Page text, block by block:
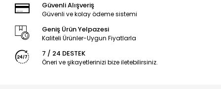
Güvenli Alışveriş
Güvenli ve kolay ödeme sistemi
Geniş Ürün Yelpazesi
Kaliteli Ürünler-Uygun Fiyatlarla
7 / 24 DESTEK
Öneri ve şikayetlerinizi bize iletebilirsiniz.